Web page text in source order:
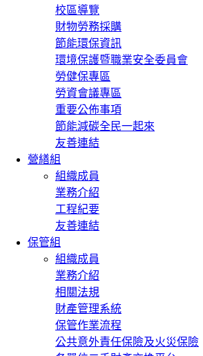
校區導覽
財物勞務採購
節能環保資訊
環境保護暨職業安全委員會
勞健保專區
勞資會議專區
重要公佈事項
節能減碳全民一起來
友善連結
營繕組
組織成員
業務介紹
工程紀要
友善連結
保管組
組織成員
業務介紹
相關法規
財產管理系統
保管作業流程
公共意外責任保險及火災保險